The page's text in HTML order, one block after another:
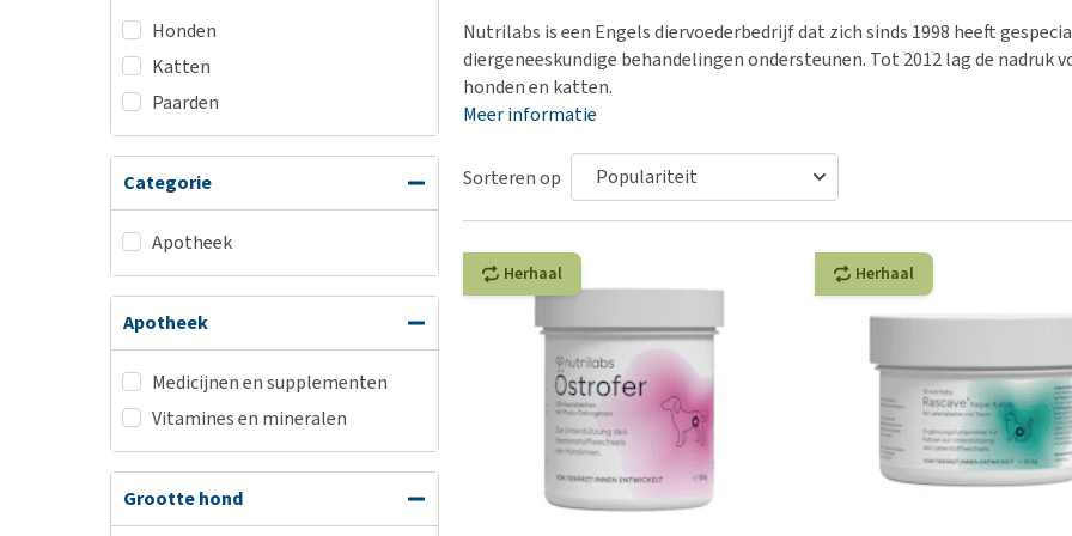
Biologisch hondenvoer
Vegan hondenvoer
Snacks
Bekijk alles
Voer- en drinkbakken
Bekijk alles
Puppy apotheek
Puppy apotheek
Vuurwerkangst
Bekijk alles
Ouderdom en dementie
Honden
Katten
Paarden
Categorie
Apotheek
Apotheek
Medicijnen en supplementen
Vitamines en mineralen
Grootte hond
Nutrilabs is een Engels diervoederbedrijf dat zich sinds 1998 heeft
diergeneeskundige behandelingen ondersteunen. Tot 2012 lag de nadruk
honden en katten.
Meer informatie
Sorteren op
Herhaal Herhaal